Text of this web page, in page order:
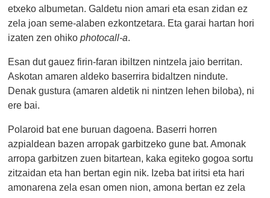
etxeko albumetan. Galdetu nion amari eta esan zidan ez
zela joan seme-alaben ezkontzetara. Eta garai hartan hori
izaten zen ohikophotocall-a.
Esan dut gauez firin-faran ibiltzen nintzela jaio berritan.
Askotan amaren aldeko baserrira bidaltzen nindute.
Denak gustura (amaren aldetik ni nintzen lehen biloba), ni
ere bai.
Polaroid bat ene buruan dagoena. Baserri horren
azpialdean bazen arropak garbitzeko gune bat. Amonak
arropa garbitzen zuen bitartean, kaka egiteko gogoa sortu
zitzaidan eta han bertan egin nik. Izeba bat iritsi eta hari
amonarena zela esan omen nion, amona bertan ez zela